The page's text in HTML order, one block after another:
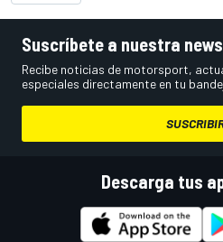
Suscríbete a nuestra
Recibe noticias de motorsport,
especiales directamente en tu
Descarga tus